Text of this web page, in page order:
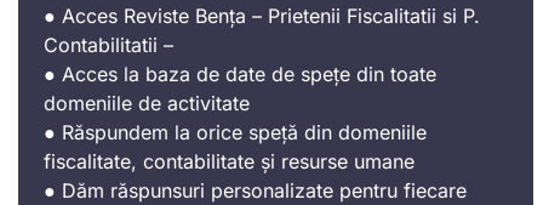
● Acces Reviste Bența – Prietenii Fiscalitatii si P.
Contabilitatii –
● Acces la baza de date de spețe din toate
domeniile de activitate
● Răspundem la orice speță din domeniile
fiscalitate, contabilitate și resurse umane
● Dăm răspunsuri personalizate pentru fiecare